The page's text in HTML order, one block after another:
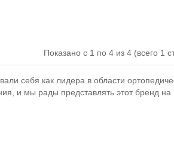
Показано с 1 по 4 из 4 (всего 1
себя как лидера в области
и мы рады представлять этот бренд на